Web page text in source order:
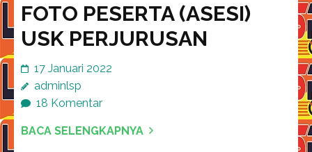
FOTO PESERTA (ASESI)
USK PERJURUSAN
17 Januari 2022
adminlsp
18 Komentar
BACA SELENGKAPNYA